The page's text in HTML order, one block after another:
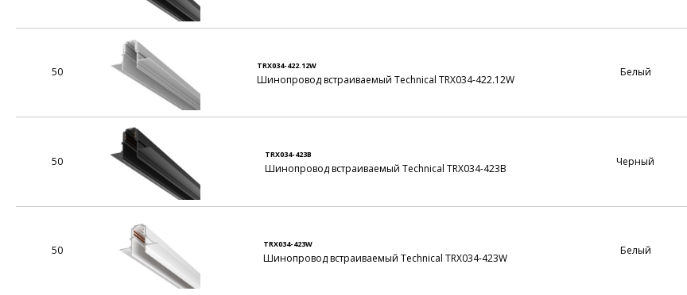
50 TRX034-422.12W
Шинопровод встраиваемый Technical TRX034-422.12W
Белый
50 TRX034-423B
Шинопровод встраиваемый Technical TRX034-423B
Черный
50 TRX034-423W
Шинопровод встраиваемый Technical TRX034-423W
Белый